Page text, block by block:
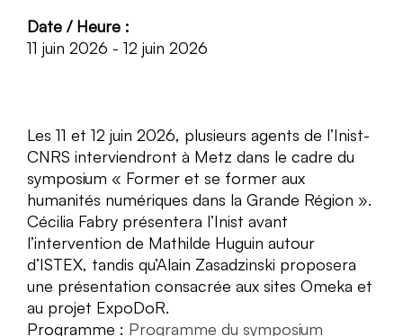
Date / Heure :
11 juin 2026 - 12 juin 2026
Les 11 et 12 juin 2026, plusieurs agents de l’Inist-
CNRS interviendront à Metz dans le cadre du
symposium « Former et se former aux
humanités numériques dans la Grande Région ».
Cécilia Fabry présentera l’Inist avant
l’intervention de Mathilde Huguin autour
d’ISTEX, tandis qu’Alain Zasadzinski proposera
une présentation consacrée aux sites Omeka et
au projet ExpoDoR.
Programme : Programme du symposium